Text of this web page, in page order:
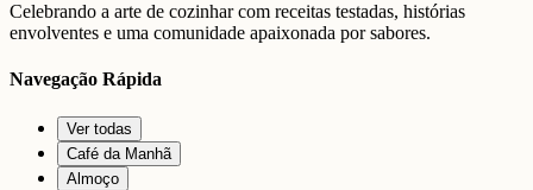
Celebrando a arte de cozinhar com receitas testadas, histórias
envolventes e uma comunidade apaixonada por sabores.
Navegação Rápida
Ver todas
Café da Manhã
Almoço